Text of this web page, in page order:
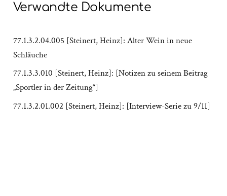
Verwandte Dokumente
77.1.3.2.04.005 [Steinert, Heinz]: Alter Wein in neue
Schläuche
77.1.3.3.010 [Steinert, Heinz]: [Notizen zu seinem Beitrag
„Sportler in der Zeitung“]
77.1.3.2.01.002 [Steinert, Heinz]: [Interview-Serie zu 9/11]